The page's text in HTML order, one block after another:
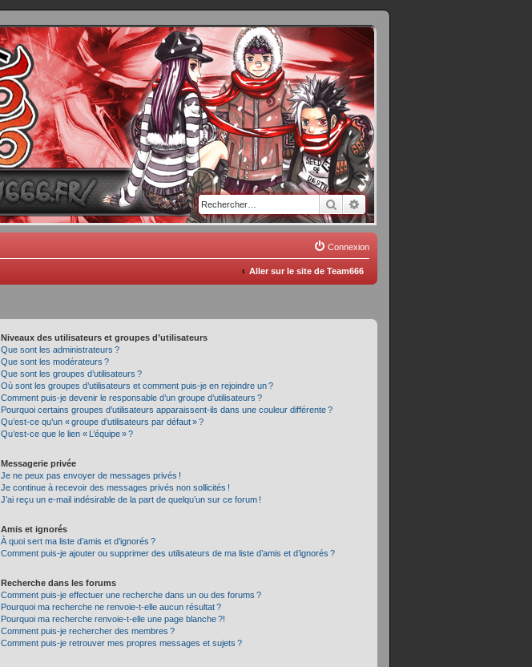
RechercherRecherche avancée
Connexion
Aller sur le site de Team666
Niveaux des utilisateurs et groupes d’utilisateurs
Que sont les administrateurs ?
Que sont les modérateurs ?
Que sont les groupes d’utilisateurs ?
Où sont les groupes d’utilisateurs et comment puis-je en rejoindre un ?
Comment puis-je devenir le responsable d’un groupe d’utilisateurs ?
Pourquoi certains groupes d’utilisateurs apparaissent-ils dans une couleur différente ?
Qu’est-ce qu’un « groupe d’utilisateurs par défaut » ?
Qu’est-ce que le lien « L’équipe » ?
Messagerie privée
Je ne peux pas envoyer de messages privés !
Je continue à recevoir des messages privés non sollicités !
J’ai reçu un e-mail indésirable de la part de quelqu’un sur ce forum !
Amis et ignorés
À quoi sert ma liste d’amis et d’ignorés ?
Comment puis-je ajouter ou supprimer des utilisateurs de ma liste d’amis et d’ignorés ?
Recherche dans les forums
Comment puis-je effectuer une recherche dans un ou des forums ?
Pourquoi ma recherche ne renvoie-t-elle aucun résultat ?
Pourquoi ma recherche renvoie-t-elle une page blanche ?!
Comment puis-je rechercher des membres ?
Comment puis-je retrouver mes propres messages et sujets ?